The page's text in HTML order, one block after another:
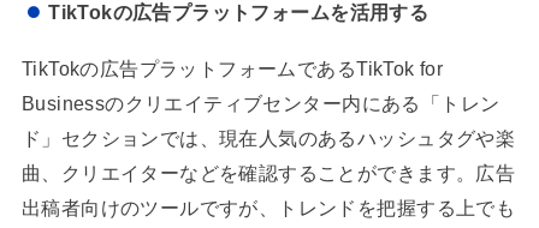
TikTokの広告プラットフォームを活用する
TikTokの広告プラットフォームであるTikTok for
Businessのクリエイティブセンター内にある「トレン
ド」セクションでは、現在人気のあるハッシュタグや楽
曲、クリエイターなどを確認することができます。広告
出稿者向けのツールですが、トレンドを把握する上でも